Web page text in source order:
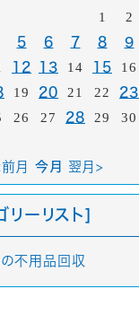
1
2
5 6 7 8 9
12 13 14 15 16
19 20 21 22 23
26 27 28 29
30
月 今月 翌月>
リーリスト]
不用品回収